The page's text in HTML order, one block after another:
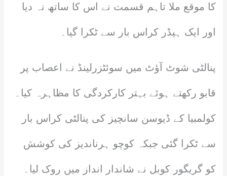
کا موقع ملا تاہم قسمت نے اس کا ساتھ نہ دیا
اور ایک ہیڈر کراس بار سے ٹکرا گیا۔
پنالٹی شوٹ آؤٹ میں سوئٹزرلینڈ نے اعصاب پر
قابو رکھتے ہوئے بہتر کارکردگی کا مظاہرہ کیا۔
کولمبیا کے ڈیوسن سانچیز کی پنالٹی کراس بار
سے ٹکرا گئی جبکہ کوچو ہرناندیز کی کوشش
کو گریگور کوبل نے شاندار انداز میں روک لیا۔